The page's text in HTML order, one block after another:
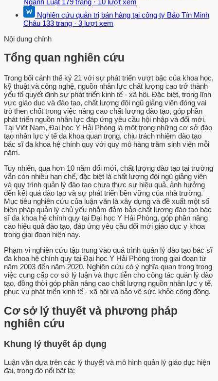
Nghiên cứu quản trị bán hàng tại công ty Bảo Tín Minh
Châu 133 trang · 3 lượt xem
Nội dung chính
Tổng quan nghiên cứu
Trong bối cảnh thế kỷ 21 với sự phát triển vượt bậc của khoa học,
kỹ thuật và công nghệ, nguồn nhân lực chất lượng cao trở thành
yếu tố quyết định sự phát triển kinh tế - xã hội. Đặc biệt, trong lĩnh
vực giáo dục và đào tạo, chất lượng đội ngũ giảng viên đóng vai
trò then chốt trong việc nâng cao chất lượng đào tạo, góp phần
phát triển nguồn nhân lực đáp ứng yêu cầu hội nhập và đổi mới.
Tại Việt Nam, Đại học Y Hải Phòng là một trong những cơ sở đào
tạo nhân lực y tế đa khoa quan trọng, chịu trách nhiệm đào tạo
bác sĩ đa khoa hệ chính quy với quy mô hàng trăm sinh viên mỗi
năm.
Tuy nhiên, qua hơn 10 năm đổi mới, chất lượng đào tạo tại trường
vẫn còn nhiều hạn chế, đặc biệt là chất lượng đội ngũ giảng viên
và quy trình quản lý đào tạo chưa thực sự hiệu quả, ảnh hưởng
đến kết quả đào tạo và sự phát triển bền vững của nhà trường.
Mục tiêu nghiên cứu của luận văn là xây dựng và đề xuất một số
biện pháp quản lý chủ yếu nhằm đảm bảo chất lượng đào tạo bác
sĩ đa khoa hệ chính quy tại Đại học Y Hải Phòng, góp phần nâng
cao hiệu quả đào tạo, đáp ứng yêu cầu đổi mới giáo dục y khoa
trong giai đoạn hiện nay.
Phạm vi nghiên cứu tập trung vào quá trình quản lý đào tạo bác sĩ
đa khoa hệ chính quy tại Đại học Y Hải Phòng trong giai đoạn từ
năm 2003 đến năm 2020. Nghiên cứu có ý nghĩa quan trọng trong
việc cung cấp cơ sở lý luận và thực tiễn cho công tác quản lý đào
tạo, đồng thời góp phần nâng cao chất lượng nguồn nhân lực y tế,
phục vụ phát triển kinh tế - xã hội và bảo vệ sức khỏe cộng đồng.
Cơ sở lý thuyết và phương pháp
nghiên cứu
Khung lý thuyết áp dụng
Luận văn dựa trên các lý thuyết và mô hình quản lý giáo dục hiện
đại, trong đó nổi bật là: